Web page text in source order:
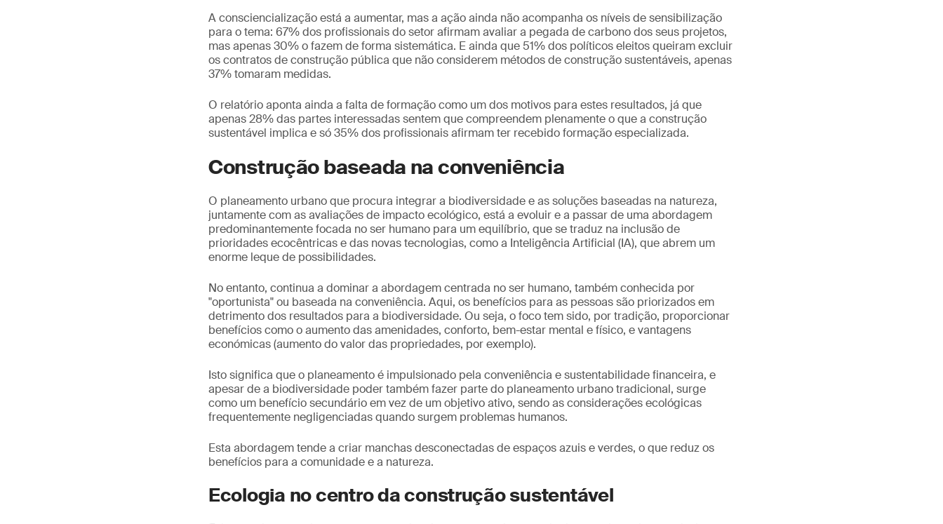
A consciencialização está a aumentar, mas a ação ainda não acompanha os níveis de sensibilização
para o tema: 67% dos profissionais do setor afirmam avaliar a pegada de carbono dos seus projetos,
mas apenas 30% o fazem de forma sistemática. E ainda que 51% dos políticos eleitos queiram excluir
os contratos de construção pública que não considerem métodos de construção sustentáveis, apenas
37% tomaram medidas.
O relatório aponta ainda a falta de formação como um dos motivos para estes resultados, já que
apenas 28% das partes interessadas sentem que compreendem plenamente o que a construção
sustentável implica e só 35% dos profissionais afirmam ter recebido formação especializada.
Construção baseada na conveniência
O planeamento urbano que procura integrar a biodiversidade e as soluções baseadas na natureza,
juntamente com as avaliações de impacto ecológico, está a evoluir e a passar de uma abordagem
predominantemente focada no ser humano para um equilíbrio, que se traduz na inclusão de
prioridades ecocêntricas e das novas tecnologias, como a Inteligência Artificial (IA), que abrem um
enorme leque de possibilidades.
No entanto, continua a dominar a abordagem centrada no ser humano, também conhecida por
"oportunista" ou baseada na conveniência. Aqui, os benefícios para as pessoas são priorizados em
detrimento dos resultados para a biodiversidade. Ou seja, o foco tem sido, por tradição, proporcionar
benefícios como o aumento das amenidades, conforto, bem-estar mental e físico, e vantagens
económicas (aumento do valor das propriedades, por exemplo).
Isto significa que o planeamento é impulsionado pela conveniência e sustentabilidade financeira, e
apesar de a biodiversidade poder também fazer parte do planeamento urbano tradicional, surge
como um benefício secundário em vez de um objetivo ativo, sendo as considerações ecológicas
frequentemente negligenciadas quando surgem problemas humanos.
Esta abordagem tende a criar manchas desconectadas de espaços azuis e verdes, o que reduz os
benefícios para a comunidade e a natureza.
Ecologia no centro da construção sustentável